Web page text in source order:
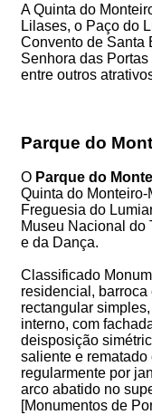
A Quinta do
Lilases, o Paço do
Convento de Santa
Senhora das
entre outros
Parque do
O Parque do
Quinta do Monteiro-
Freguesia do
Museu Nacional do
e da Dança.
Classificado
residencial,
rectangular
interno, com
deisposição
saliente e rematado
regularmente por
arco abatido no
[Monumentos de